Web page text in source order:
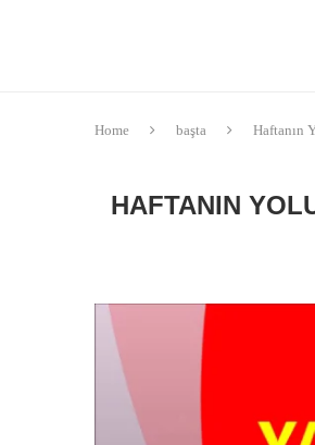
Home başta Haftanın
HAFTANIN